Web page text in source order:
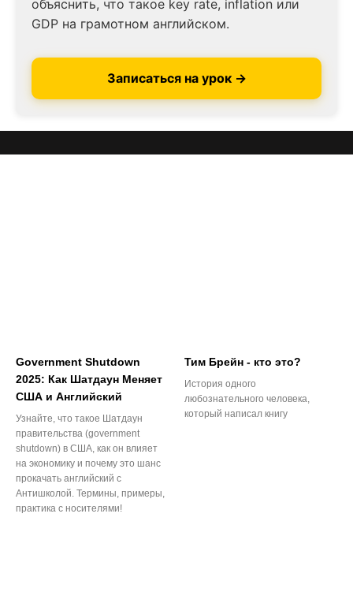
объяснить, что такое key rate, inflation или
GDP на грамотном английском.
Записаться на урок →
Government Shutdown
2025: Как Шатдаун Меняет
США и Английский
Узнайте, что такое Шатдаун
правительства (government
shutdown) в США, как он влияет
на экономику и почему это шанс
прокачать английский с
Антишколой. Термины, примеры,
практика с носителями!
Тим Брейн - кто это?
История одного
любознательного человека,
который написал книгу